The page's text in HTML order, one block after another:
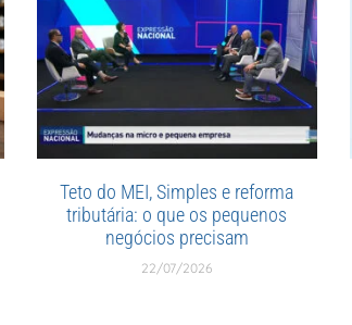
Teto do MEI, Simples e reforma
tributária: o que os pequenos
negócios precisam
22/07/2026